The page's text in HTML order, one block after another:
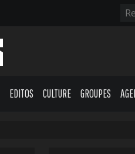
EDITOS CULTURE GROUPES